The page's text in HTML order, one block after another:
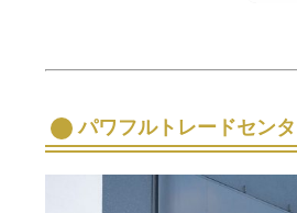
パワフルトレードセン